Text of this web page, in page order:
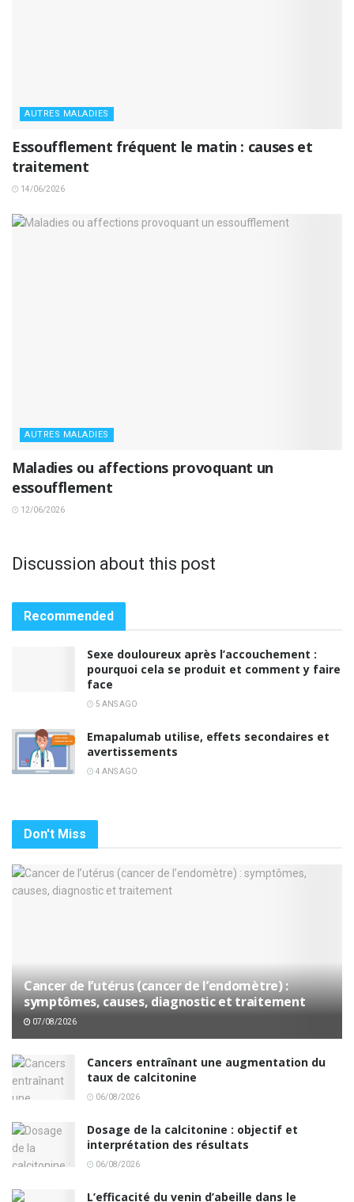
AUTRES MALADIES
Essoufflement fréquent le matin : causes et
traitement
14/06/2026
AUTRES MALADIES
Maladies ou affections provoquant un
essoufflement
12/06/2026
Discussion about this post
Recommended
Sexe douloureux après l’accouchement :
pourquoi cela se produit et comment y faire
face
5 ANS AGO
Emapalumab utilise, effets secondaires et
avertissements
4 ANS AGO
Don't Miss
Cancer de l’utérus (cancer de l’endomètre) :
symptômes, causes, diagnostic et traitement
07/08/2026
Cancers entraînant une augmentation du
taux de calcitonine
06/08/2026
Dosage de la calcitonine : objectif et
interprétation des résultats
06/08/2026
L’efficacité du venin d’abeille dans le